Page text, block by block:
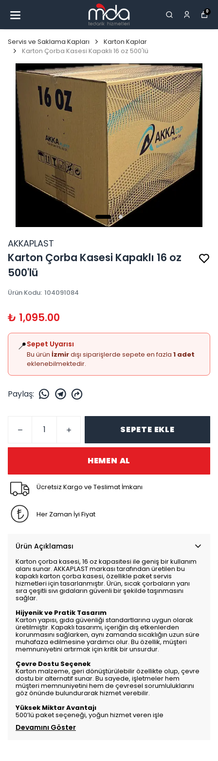
0
Servis ve Saklama Kapları
Karton Kaplar
Karton Çorba Kasesi Kapaklı 16 oz 500'lü
AKKAPLAST
Karton Çorba Kasesi Kapaklı 16 oz
500'lü
Ürün Kodu: 104091084
₺ 1,095.00
📍Sepet Uyarısı
Bu ürün İzmirdışı siparişlerde sepete en fazla 1 adet
eklenebilmektedir.
Paylaş:
SEPETE EKLE
HEMEN AL
Ücretsiz Kargo ve Teslimat İmkanı
Her Zaman İyi Fiyat
Ürün Açıklaması
Karton çorba kasesi, 16 oz kapasitesi ile geniş bir kullanım
alanı sunar. AKKAPLAST markası tarafından üretilen bu
kapaklı karton çorba kasesi, özellikle paket servis
hizmetleri için tasarlanmıştır. Ürün, sıcak çorbaların yanı
sıra çeşitli sıvı gıdaların güvenli bir şekilde taşınmasını
sağlar.
Hijyenik ve Pratik Tasarım
Karton yapısı, gıda güvenliği standartlarına uygun olarak
üretilmiştir. Kapaklı tasarımı, içeriğin dış etkenlerden
korunmasını sağlarken, aynı zamanda sıcaklığın uzun süre
muhafaza edilmesine yardımcı olur. Bu özellik, müşteri
memnuniyetini artırmak için kritik bir unsurdur.
Çevre Dostu Seçenek
Karton malzeme, geri dönüştürülebilir özellikte olup, çevre
dostu bir alternatif sunar. Bu sayede, işletmeler hem
müşteri memnuniyetini hem de çevresel sorumluluklarını
göz önünde bulundurarak hizmet verebilir.
Yüksek Miktar Avantajı
500’lü paket seçeneği, yoğun hizmet veren işle
Devamını Göster